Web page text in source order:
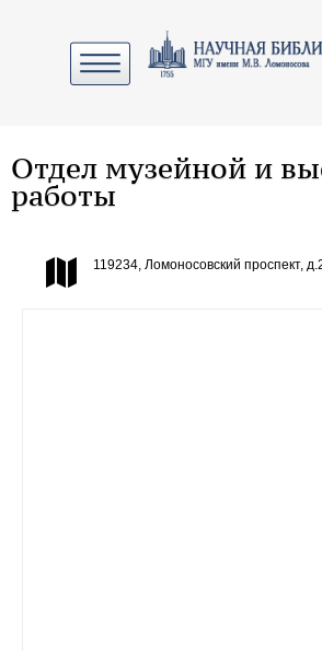
Отдел музейной и
работы
119234, Ломоносовский проспект,